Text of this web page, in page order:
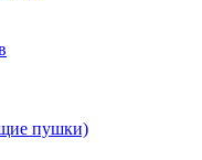
пушки)